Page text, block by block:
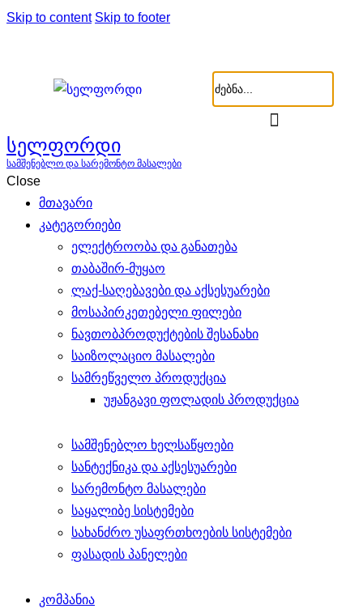
Skip to content Skip to footer
სელფორდი
სამშენებლო და სარემონტო მასალები
Close
მთავარი
კატეგორიები
ელექტროობა და განათება
თაბაშირ-მუყაო
ლაქ-საღებავები და აქსესუარები
მოსაპირკეთებელი ფილები
ნავთობპროდუქტების შესანახი
საიზოლაციო მასალები
სამრეწველო პროდუქცია
უჟანგავი ფოლადის პროდუქცია
სამშენებლო ხელსაწყოები
სანტექნიკა და აქსესუარები
სარემონტო მასალები
საყალიბე სისტემები
სახანძრო უსაფრთხოების სისტემები
ფასადის პანელები
კომპანია